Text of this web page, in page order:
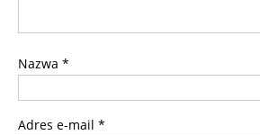
Nazwa *
Adres e-mail *